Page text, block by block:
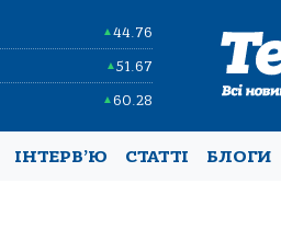
▲44.76
▲51.67
▲60.28
ІНТЕРВ’Ю СТАТТІ БЛОГИ